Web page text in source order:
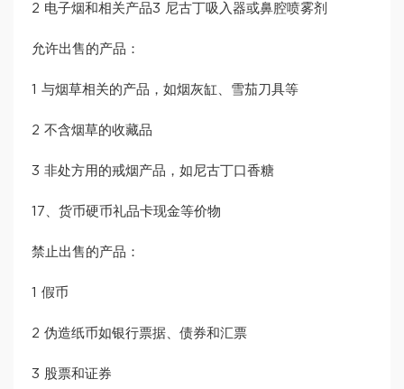
2 电子烟和相关产品3 尼古丁吸入器或鼻腔喷雾剂
允许出售的产品：
1 与烟草相关的产品，如烟灰缸、雪茄刀具等
2 不含烟草的收藏品
3 非处方用的戒烟产品，如尼古丁口香糖
17、货币硬币礼品卡现金等价物
禁止出售的产品：
1 假币
2 伪造纸币如银行票据、债券和汇票
3 股票和证券